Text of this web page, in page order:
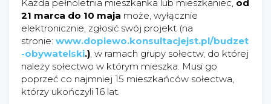
Każda pełnoletnia mieszkanka lub mieszkaniec, od
21 marca do 10 maja może, wyłącznie
elektronicznie, zgłosić swój projekt (na
stronie: www.dopiewo.konsultacjejst.pl/budzet
-obywatelski.), w ramach grupy sołectw, do której
należy sołectwo w którym mieszka. Musi go
poprzeć co najmniej 15 mieszkańców sołectwa,
którzy ukończyli 16 lat.